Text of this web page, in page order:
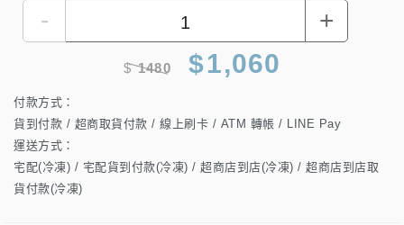
- +
$1480 $1,060
付款方式：
貨到付款 / 超商取貨付款 / 線上刷卡 / ATM 轉帳 / LINE Pay
運送方式：
宅配(冷凍) / 宅配貨到付款(冷凍) / 超商店到店(冷凍) / 超商店到店取
貨付款(冷凍)